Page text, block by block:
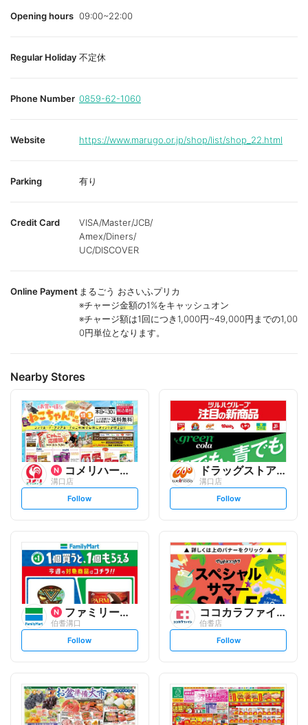
Opening hours 09:00~22:00
Regular Holiday 不定休
Phone Number 0859-62-1060
Website https://www.marugo.or.jp/shop/list/shop_22.html
Parking 有り
Credit Card
VISA/Master/JCB/
Amex/Diners/
UC/DISCOVER
Online Payment まるごう おさいふプリカ
※チャージ金額の1%をキャッシュオン
※チャージ額は1回につき1,000円~49,000円までの1,00
0円単位となります。
Nearby Stores
コメリハード&グリーン
溝口店
s
t
l
o
w
Follow
ドラッグストアウェルネス
溝口店
s
t
l
o
w
Follow
ファミリーマート
伯耆溝口
s
t
l
o
w
Follow
ココカラファイン
伯耆店
s
t
o
w
Follow